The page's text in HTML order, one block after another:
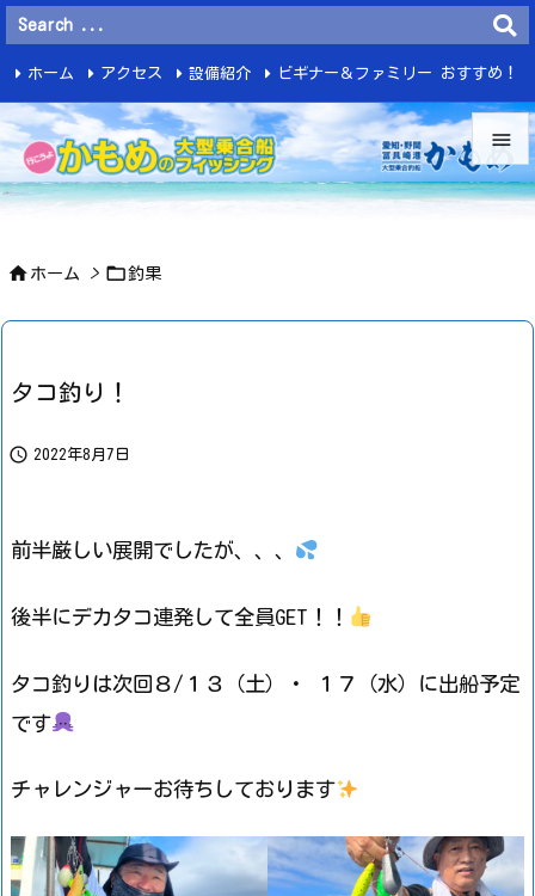


ホーム アクセス 設備紹介 ビギナー＆ファミリー おすすめ！
釣 果
 ホーム > 釣果
タコ釣り！
 2022年8月7日
前半厳しい展開でしたが、、、
後半にデカタコ連発して全員GET！！
タコ釣りは次回８/１３（土）・ １７（水）に出船予定
です
チャレンジャーお待ちしております